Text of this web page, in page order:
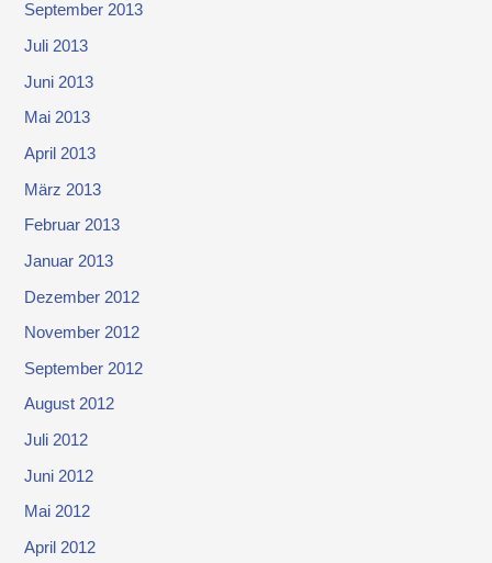
September 2013
Juli 2013
Juni 2013
Mai 2013
April 2013
März 2013
Februar 2013
Januar 2013
Dezember 2012
November 2012
September 2012
August 2012
Juli 2012
Juni 2012
Mai 2012
April 2012